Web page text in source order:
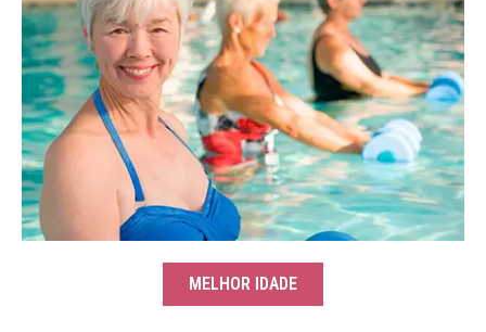
MELHOR IDADE